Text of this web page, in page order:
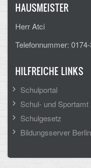
Deutsch und
HAUSMEISTER
Herr Atci
Telefonnummer:
HILFREICHE LINKS
Schulportal
Schul- und Sportamt
Schulgesetz
Bildungsserver